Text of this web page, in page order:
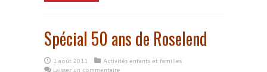
Spécial 50 ans de Roselend
1 août 2011
Activités enfants et familles
Laisser un commentaire